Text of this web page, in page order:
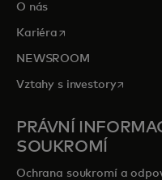
O nás
Kariéra opens in a new tab
NEWSROOM
Vztahy s investoryopens in
PRÁVNÍ
SOUKROMÍ
Ochrana soukromí a